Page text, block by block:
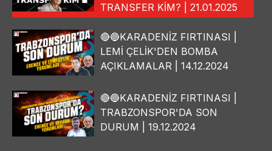
TRANSFER KİM? | 21.01.2025
🔴🔵KARADENİZ FIRTINASI |
LEMİ ÇELİK'DEN BOMBA
AÇIKLAMALAR | 14.12.2024
🔴🔵KARADENİZ FIRTINASI |
TRABZONSPOR'DA SON
DURUM | 19.12.2024